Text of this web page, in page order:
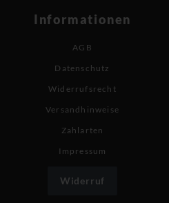
Informationen
AGB
Datenschutz
Widerrufsrecht
Versandhinweise
Zahlarten
Impressum
Widerruf